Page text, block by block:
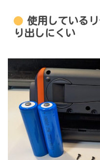
使用している
り出しにくい